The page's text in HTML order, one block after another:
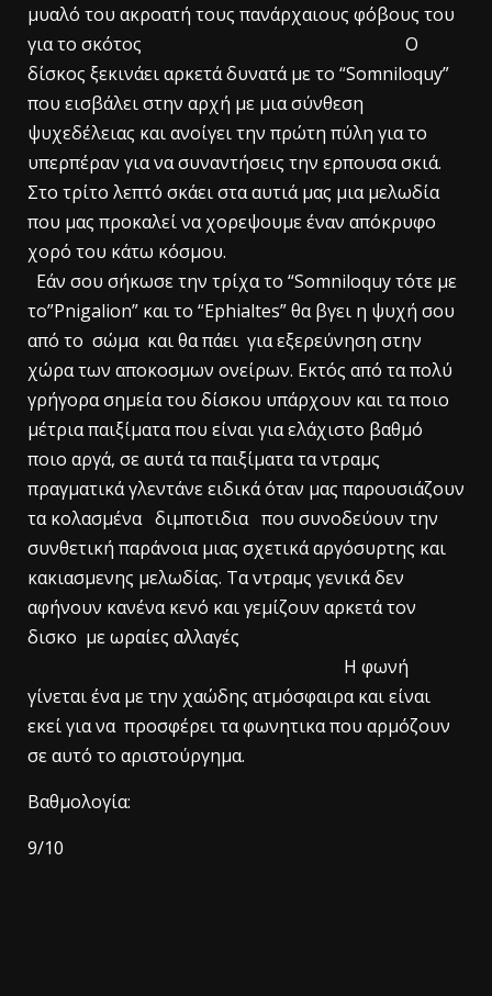
μυαλό του ακροατή τους πανάρχαιους φόβους του
για το σκότος Ο
δίσκος ξεκινάει αρκετά δυνατά με το “Somniloquy”
που εισβάλει στην αρχή με μια σύνθεση
ψυχεδέλειας και ανοίγει την πρώτη πύλη για το
υπερπέραν για να συναντήσεις την ερπουσα σκιά.
Στο τρίτο λεπτό σκάει στα αυτιά μας μια μελωδία
που μας προκαλεί να χορεψουμε έναν απόκρυφο
χορό του κάτω κόσμου.
Εάν σου σήκωσε την τρίχα το “Somniloquy τότε με
το”Pnigalion” και το “Ephialtes” θα βγει η ψυχή σου
από το σώμα και θα πάει για εξερεύνηση στην
χώρα των αποκοσμων ονείρων. Εκτός από τα πολύ
γρήγορα σημεία του δίσκου υπάρχουν και τα ποιο
μέτρια παιξίματα που είναι για ελάχιστο βαθμό
ποιο αργά, σε αυτά τα παιξίματα τα ντραμς
πραγματικά γλεντάνε ειδικά όταν μας παρουσιάζουν
τα κολασμένα διμποτιδια που συνοδεύουν την
συνθετική παράνοια μιας σχετικά αργόσυρτης και
κακιασμενης μελωδίας. Τα ντραμς γενικά δεν
αφήνουν κανένα κενό και γεμίζουν αρκετά τον
δισκο με ωραίες αλλαγές
Η φωνή
γίνεται ένα με την χαώδης ατμόσφαιρα και είναι
εκεί για να προσφέρει τα φωνητικα που αρμόζουν
σε αυτό το αριστούργημα.
Βαθμολογία:
9/10